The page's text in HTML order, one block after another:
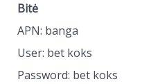
Bitė
APN: banga
User: bet koks
Password: bet koks